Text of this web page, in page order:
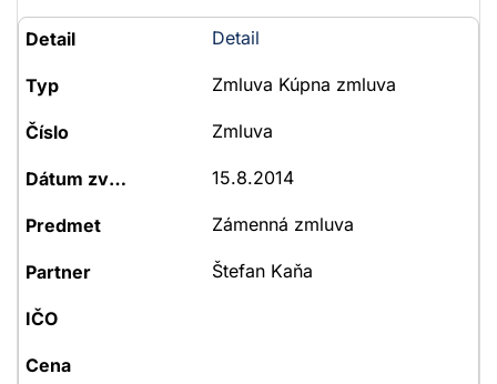
Detail
Zmluva Kúpna zmluva
Zmluva
15.8.2014
Zámenná zmluva
Štefan Kaňa